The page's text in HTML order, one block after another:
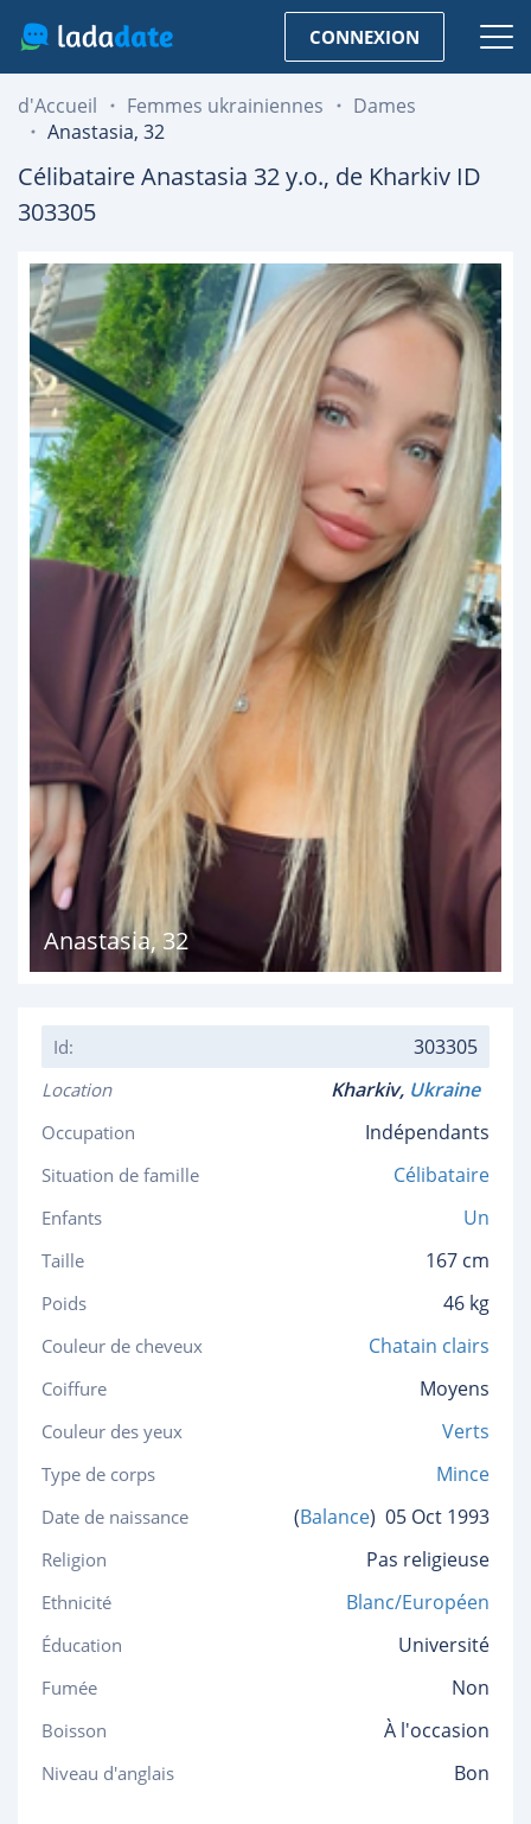
CONNEXION
d'Accueil Femmes ukrainiennes
Dames
Anastasia, 32
CélibataireAnastasia 32y.o., de Kharkiv ID
303305
Anastasia,32
Id: 303305
Location Kharkiv, Ukraine
Occupation Indépendants
Situation de famille Célibataire
Enfants Un
Taille 167 cm
Poids 46 kg
Couleur de cheveux Chatain clairs
Coiffure Moyens
Couleur des yeux Verts
Type de corps Mince
Date de naissance (Balance) 05 Oct 1993
Religion Pas religieuse
Ethnicité Blanc/Européen
Éducation Université
Fumée Non
Boisson À l'occasion
Niveau d'anglais Bon